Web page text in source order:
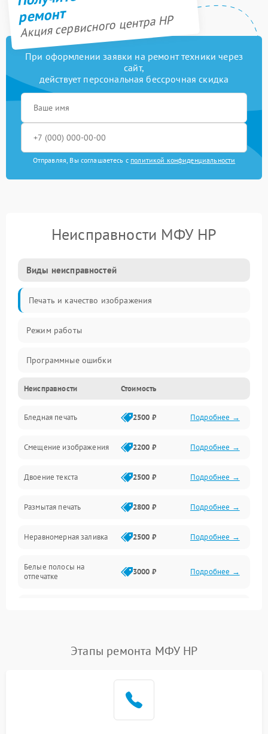
ремонт
Акция сервисного центра HP
При оформлении заявки на ремонт техники через
сайт,
действует персональная бессрочная скидка
Отправляя, Вы соглашаетесь с политикой конфиденциальности
Неисправности МФУ HP
Виды неисправностей
Печать и качество изображения
Режим работы
Программные ошибки
Картриджи и расходники
Сканер и копирование
Механика и узлы
Программные сбои
Подключение и интерфейсы
Дисплей и органы управления
Изображение
Неисправности Стоимость
Бледная печать 2500 ₽ Подробнее →
Смещение изображения 2200 ₽ Подробнее →
Двоение текста 2500 ₽ Подробнее →
Размытая печать 2800 ₽ Подробнее →
Неравномерная заливка 2500 ₽ Подробнее →
Белые полосы на
отпечатке
3000 ₽ Подробнее →
Этапы ремонта МФУ HP